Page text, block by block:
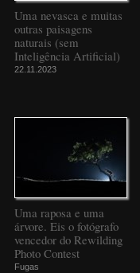
Uma nevasca e muitas
outras paisagens
naturais (sem
Inteligência Artificial)
22.11.2023
Uma raposa e uma
árvore. Eis o fotógrafo
vencedor do Rewilding
Photo Contest
Fugas